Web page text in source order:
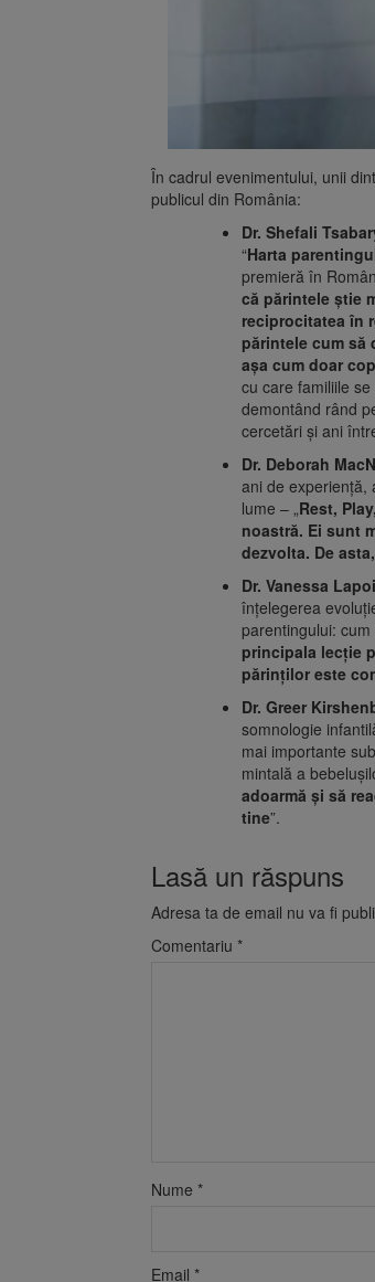
În cadrul evenimentului, unii
publicul din România:
Dr. Shefali
“Harta
premieră în
că părintele știe
reciprocitatea în
părintele cum să
așa cum doar
cu care familiile
demontând rând
cercetări și ani
Dr. Deborah
ani de experiență,
lume – „Rest,
noastră. Ei sunt
dezvolta. De
Dr. Vanessa
înțelegerea
parentingului:
principala lecție
părinților este
Dr. Greer
somnologie
mai importante
mintală a
adoarmă și să
tine”.
Lasă un răspuns
Adresa ta de email nu va fi
Comentariu *
Nume *
Email *